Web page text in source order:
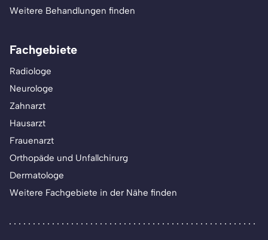
Weitere Behandlungen finden
Fachgebiete
Radiologe
Neurologe
Zahnarzt
Hausarzt
Frauenarzt
Orthopäde und Unfallchirurg
Dermatologe
Weitere Fachgebiete in der Nähe finden